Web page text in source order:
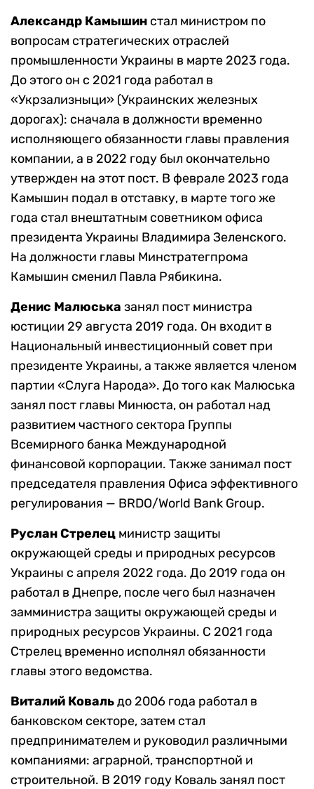
Александр Камышин стал министром по
вопросам стратегических отраслей
промышленности Украины в марте 2023 года.
До этого он с 2021 года работал в
«Укрзализныци» (Украинских железных
дорогах): сначала в должности временно
исполняющего обязанности главы правления
компании, а в 2022 году был окончательно
утвержден на этот пост. В феврале 2023 года
Камышин подал в отставку, в марте того же
года стал внештатным советником офиса
президента Украины Владимира Зеленского.
На должности главы Минстратегпрома
Камышин сменил Павла Рябикина.
Денис Малюська занял пост министра
юстиции 29 августа 2019 года. Он входит в
Национальный инвестиционный совет при
президенте Украины, а также является членом
партии «Слуга Народа». До того как Малюська
занял пост главы Минюста, он работал над
развитием частного сектора Группы
Всемирного банка Международной
финансовой корпорации. Также занимал пост
председателя правления Офиса эффективного
регулирования — BRDO/World Bank Group.
Руслан Стрелец министр защиты
окружающей среды и природных ресурсов
Украины с апреля 2022 года. До 2019 года он
работал в Днепре, после чего был назначен
замминистра защиты окружающей среды и
природных ресурсов Украины. С 2021 года
Стрелец временно исполнял обязанности
главы этого ведомства.
Виталий Ковальдо 2006 года работал в
банковском секторе, затем стал
предпринимателем и руководил различными
компаниями: аграрной, транспортной и
строительной. В 2019 году Коваль занял пост